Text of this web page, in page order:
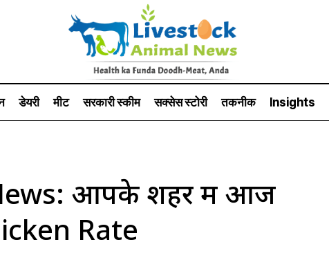
डेयरी मीट सरकारी स्की‍म सक्सेस स्टो‍री तकनीक Insights
आपके शहर में आज
Rate